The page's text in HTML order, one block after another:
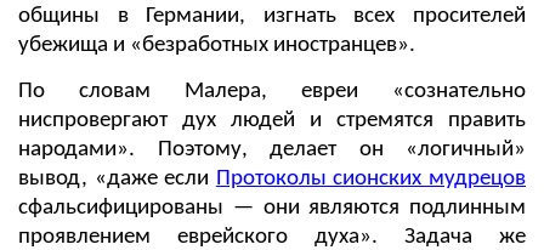
общины в Германии, изгнать всех просителей
убежища и «безработных иностранцев».
По словам Малера, евреи «сознательно
ниспровергают дух людей и стремятся править
народами». Поэтому, делает он «логичный»
вывод, «даже если Протоколы сионских мудрецов
сфальсифицированы — они являются подлинным
проявлением еврейского духа». Задача же